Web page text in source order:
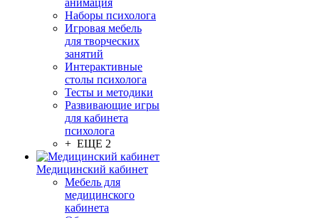
анимация
Наборы психолога
Игровая мебель
для творческих
занятий
Интерактивные
столы психолога
Тесты и методики
Развивающие игры
для кабинета
психолога
+ ЕЩЕ 2
Медицинский кабинет
Мебель для
медицинского
кабинета